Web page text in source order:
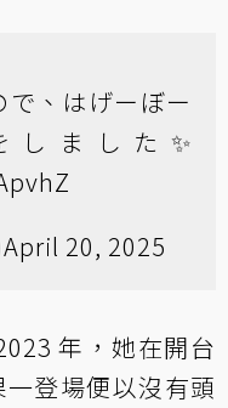
、はげーぼー
しました✨
April 20, 2025
年，她在開台
登場便以沒有頭